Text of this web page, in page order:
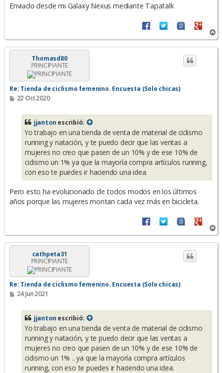
Enviado desde mi Galaxy Nexus mediante Tapatalk
r
r
Thomasd80
PRINCIPIANTE
Re: Tienda de ciclismo femenino. Encuesta (Solo chicas)
M
22 Oct 2020
jjanton escribió:
Yo trabajo en una tienda de venta de material de ciclismo
running y natación, y te puedo decir que las ventas a
mujeres no creo que pasen de un 10% y de ese 10% de
ciclismo un 1% ya que la mayoría compra artículos running,
con eso te puedes ir haciendo una idea.
Pero esto ha evolucionado de todos modos en los últimos
años porque las mujeres montan cada vez más en bicicleta.
r
r
cathpeta31
PRINCIPIANTE
Re: Tienda de ciclismo femenino. Encuesta (Solo chicas)
M
24 Jun 2021
jjanton escribió:
Yo trabajo en una tienda de venta de material de ciclismo
running y natación, y te puedo decir que las ventas a
mujeres no creo que pasen de un 10% y de ese 10% de
ciclismo un 1% .. ya que la mayoría compra artículos
running, con eso te puedes ir haciendo una idea.